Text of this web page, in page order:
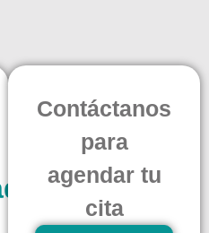
Contáctanos
para
agendar tu
cita